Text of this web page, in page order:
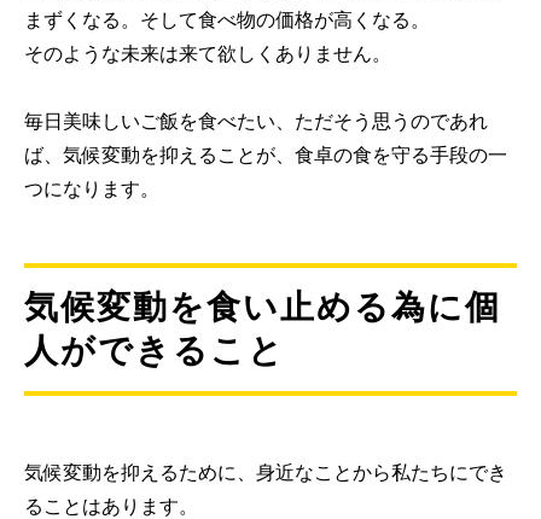
まずくなる。そして食べ物の価格が高くなる。
そのような未来は来て欲しくありません。
毎日美味しいご飯を食べたい、ただそう思うのであれ
ば、気候変動を抑えることが、食卓の食を守る手段の一
つになります。
気候変動を食い止める為に個
人ができること
気候変動を抑えるために、身近なことから私たちにでき
ることはあります。